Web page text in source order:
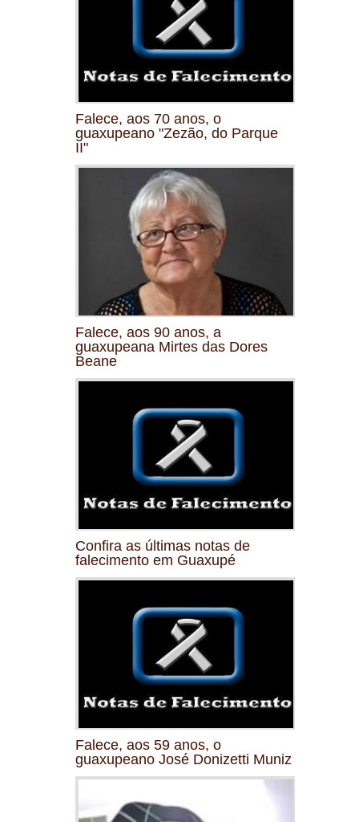
Falece, aos 70 anos, o
guaxupeano "Zezão, do Parque
II"
Falece, aos 90 anos, a
guaxupeana Mirtes das Dores
Beane
Confira as últimas notas de
falecimento em Guaxupé
Falece, aos 59 anos, o
guaxupeano José Donizetti Muniz